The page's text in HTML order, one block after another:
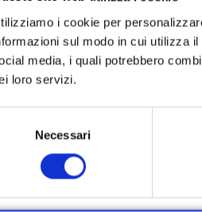
i cookie per
sul modo in cui utilizza
media, i quali potrebbero
loro servizi.
Necessari